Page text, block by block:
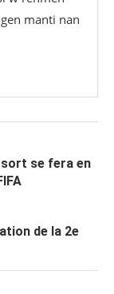
manti nan
sort se fera en
de la 2e